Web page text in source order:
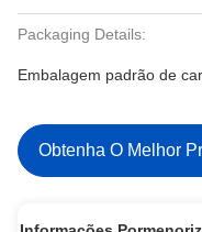
Packaging Details:
Embalagem padrão de
Obtenha O Melhor